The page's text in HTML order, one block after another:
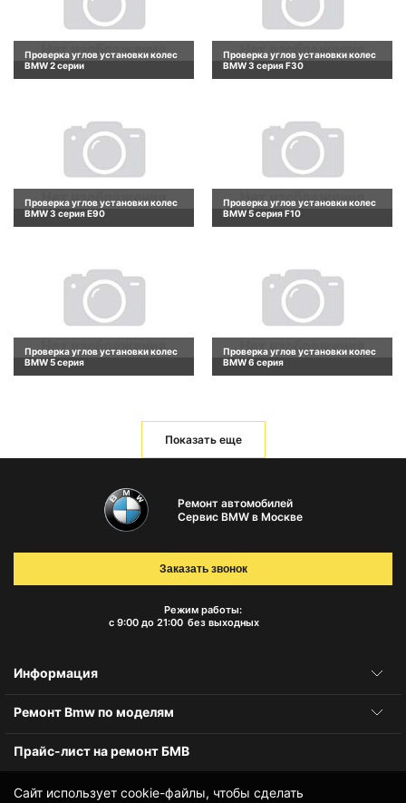
Проверка углов установки колес
BMW 2 серии
Проверка углов установки колес
BMW 3 серия F30
Проверка углов установки колес
BMW 3 серия E90
Проверка углов установки колес
BMW 5 серия F10
Проверка углов установки колес
BMW 5 серия
Проверка углов установки колес
BMW 6 серия
Показать еще
Сайт использует cookie-файлы, чтобы сделать
Ремонт автомобилей
Сервис BMW в Москве
Режим работы:
с 9:00 до 21:00 без выходных
Заказать звонок
Информация
Ремонт Bmw по моделям
Прайс-лист на ремонт БМВ